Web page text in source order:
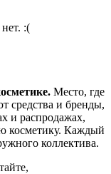
:(
Место, где
средства и бренды,
и распродажах,
косметику. Каждый
коллектива.